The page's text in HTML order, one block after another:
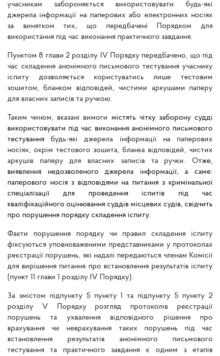
учасникам забороняється використовувати будь-які
джерела інформації на паперових або електронних носіях
за винятком тих, що передбачені Порядком для
використання під час виконання практичного завдання.
Пунктом 8 глави 2 розділу IV Порядку передбачено, що під
час складення анонімного письмового тестування учаснику
іспиту дозволяється користуватись лише тестовим
зошитом, бланком відповідей, чистими аркушами паперу
для власних записів та ручкою.
Таким чином, вказані вимоги містять чітку заборону судді
використовувати під час виконання анонімного письмового
тестуваннябудь-які джерела інформації на паперових
носіях, окрім тестового зошита, бланка відповідей, чистих
аркушів паперу для власних записів та ручки. Отже,
виявлення недозволеного джерела інформації, а саме:
паперового носія з відповідями на питання з кримінальної
спеціалізації для проведення іспитів під час
кваліфікаційного оцінювання суддів місцевих судів, свідчить
про порушення порядку складення іспиту.
Факти порушення порядку чи правил складення іспиту
фіксуються уповноваженими представниками у протоколах
реєстрації порушень, які надалі передаються членам Комісії
для вирішення питання про встановлення результатів іспиту
(пункт 11 глави 1 розділу IV Порядку).
За змістом підпункту 5 пункту 1 та підпункту 5 пункту 2
розділу V Порядку розгляд протоколів реєстрації
порушень та ухвалення відповідного рішення про
врахування чи неврахування таких порушень під час
встановлення результатів анонімного письмового
тестування та практичного завдання є одним з етапів